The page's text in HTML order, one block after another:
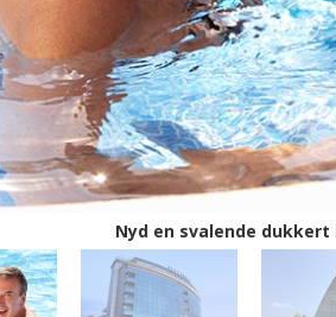
Nyd en svalende